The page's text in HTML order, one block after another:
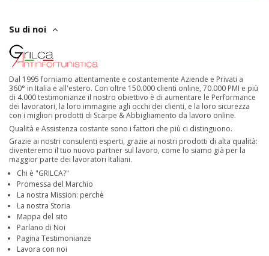
Su di noi
Dal 1995 forniamo attentamente e costantemente Aziende e Privati a
360° in Italia e all'estero. Con oltre 150.000 clienti online, 70.000 PMI e più
di 4.000 testimonianze il nostro obiettivo è di aumentare le Performance
dei lavoratori, la loro immagine agli occhi dei clienti, e la loro sicurezza
con i migliori prodotti di Scarpe & Abbigliamento da lavoro online.
Qualità e Assistenza costante sono i fattori che più ci distinguono.
Grazie ai nostri consulenti esperti, grazie ai nostri prodotti di alta qualità:
diventeremo il tuo nuovo partner sul lavoro, come lo siamo già per la
maggior parte dei lavoratori Italiani.
Chi è "GRILCA?"
Promessa del Marchio
La nostra Mission: perchè
La nostra Storia
Mappa del sito
Parlano di Noi
Pagina Testimonianze
Lavora con noi